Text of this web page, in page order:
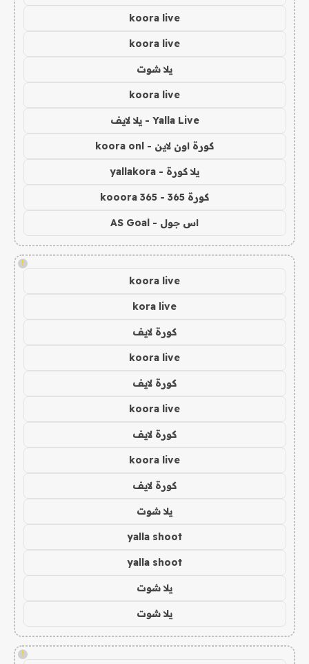
koora live
koora live
يلا شوت
koora live
Yalla Live - يلا لايف
كورة اون لاين - koora onl
يلا كورة - yallakora
كورة 365 - kooora 365
اس جول - AS Goal
!
koora live
kora live
كورة لايف
koora live
كورة لايف
koora live
كورة لايف
koora live
كورة لايف
يلا شوت
yalla shoot
yalla shoot
يلا شوت
يلا شوت
!